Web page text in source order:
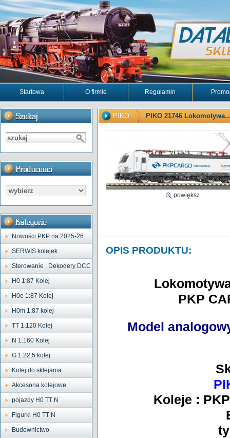
Startowa O firmie Regulamin
Nowości PKP na 2025-26
SERWIS kolejek
Sterowanie , Dekodery DCC
H0 1:87 Kolej
H0e 1:87 Kolej
H0m 1:87 kolej
TT 1:120 Kolej
N 1:160 Kolej
G 1:22,5 kolej
Kolej do sklejania
Akcesoria kolejowe
pojazdy H0 TT N
Figurki H0 TT N
Budownictwo
PIKO PIKO 21746
powiększ
OPIS PRODUKTU:
PKP
Model
Koleje :